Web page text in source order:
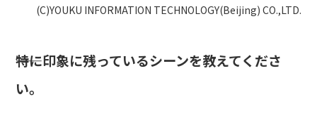
(C)YOUKU INFORMATION TECHNOLOGY(Beijing) CO.,LTD.
――特に印象に残っているシーンを教えてくださ
い。